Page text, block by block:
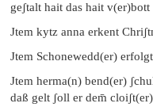
geʃtalt hait das hait v(er)bott
Jtem kytz anna erkent
Jtem Schonewedd(er)
Jtem herma(n) bend(er)
daß gelt ʃoll er dem̄